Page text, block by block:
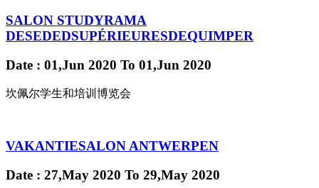
SALON STUDYRAMA
DESEDEDSUPÉRIEURESDEQUIMPER
Date : 01,Jun 2020 To 01,Jun 2020
坎佩尔学生和培训博览会
VAKANTIESALON ANTWERPEN
Date : 27,May 2020 To 29,May 2020